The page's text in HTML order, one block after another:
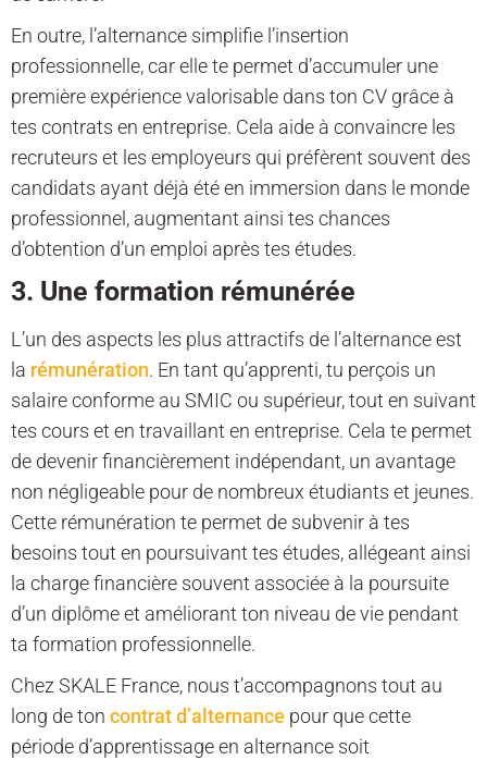
En outre, l’alternance simplifie l’insertion
professionnelle, car elle te permet d’accumuler une
première expérience valorisable dans ton CV grâce à
tes contrats en entreprise. Cela aide à convaincre les
recruteurs et les employeurs qui préfèrent souvent des
candidats ayant déjà été en immersion dans le monde
professionnel, augmentant ainsi tes chances
d’obtention d’un emploi après tes études.
3. Une formation rémunérée
L’un des aspects les plus attractifs de l’alternance est
la rémunération. En tant qu’apprenti, tu perçois un
salaire conforme au SMIC ou supérieur, tout en suivant
tes cours et en travaillant en entreprise. Cela te permet
de devenir financièrement indépendant, un avantage
non négligeable pour de nombreux étudiants et jeunes.
Cette rémunération te permet de subvenir à tes
besoins tout en poursuivant tes études, allégeant ainsi
la charge financière souvent associée à la poursuite
d’un diplôme et améliorant ton niveau de vie pendant
ta formation professionnelle.
Chez SKALE France, nous t’accompagnons tout au
long de ton contrat d’alternance pour que cette
période d’apprentissage en alternance soit